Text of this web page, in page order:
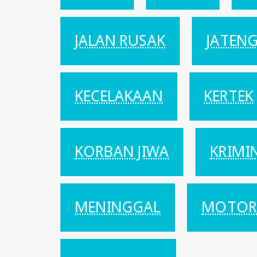
JALAN RUSAK JATENG
KECELAKAAN KERTEK
KORBAN JIWA
MENINGGAL MOTOR